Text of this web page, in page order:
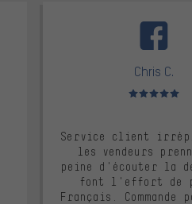
Chris C.
Note moyenne :
Service client
les vendeurs
peine d'écouter la
font l'effort de
Français. Commande